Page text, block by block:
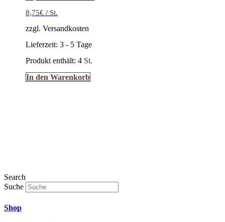
8,75€ / St.
zzgl. Versandkosten
Lieferzeit:3 - 5 Tage
Produkt enthält: 4 St.
In den Warenkorb
Search
Suche
Shop